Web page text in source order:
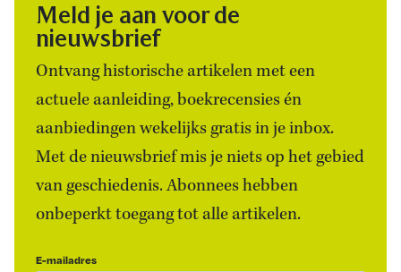
Meld je aan voor de
nieuwsbrief
Ontvang historische artikelen met een
actuele aanleiding, boekrecensies én
aanbiedingen wekelijks gratis in je inbox.
Met de nieuwsbrief mis je niets op het gebied
van geschiedenis. Abonnees hebben
onbeperkt toegang tot alle artikelen.
E-mailadres